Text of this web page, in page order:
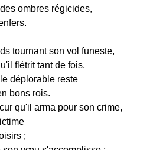
ombres régicides,
tournant son vol funeste,
flétrit tant de fois,
déplorable reste
bons rois.
qu'il arma pour son crime,
;